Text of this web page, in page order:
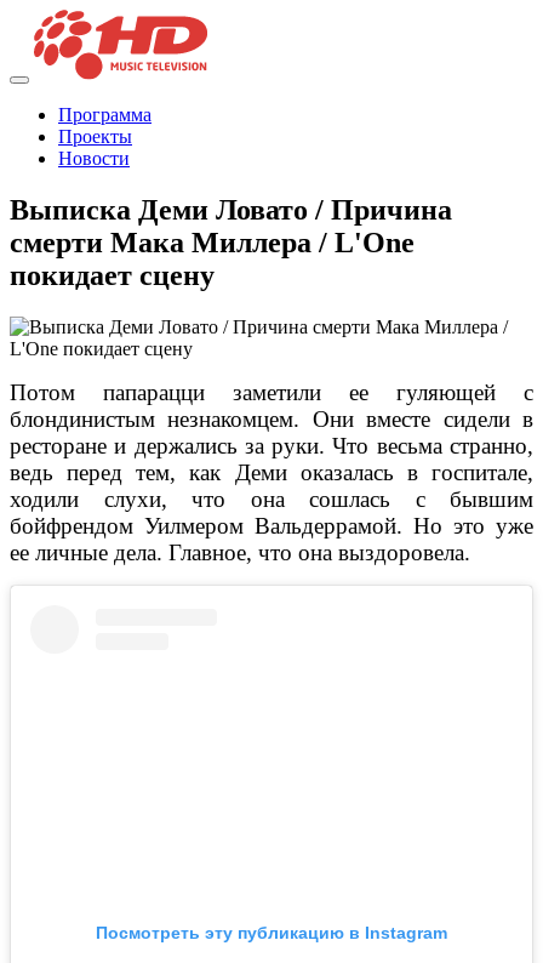
Программа
Проекты
Новости
Выписка Деми Ловато / Причина
смерти Мака Миллера / L'One
покидает сцену
Потом папарацци заметили ее гуляющей с
блондинистым незнакомцем. Они вместе сидели в
ресторане и держались за руки. Что весьма странно,
ведь перед тем, как Деми оказалась в госпитале,
ходили слухи, что она сошлась с бывшим
бойфрендом Уилмером Вальдеррамой. Но это уже
ее личные дела. Главное, что она выздоровела.
Посмотреть эту публикацию в Instagram